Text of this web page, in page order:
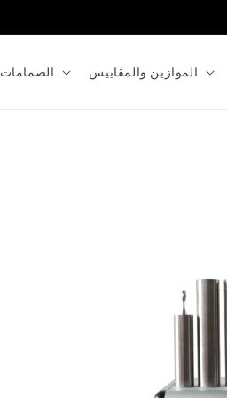
الصمامات الموازين والمقاييس